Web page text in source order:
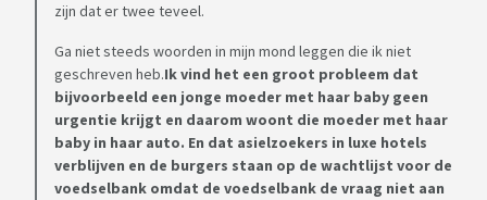
zijn dat er twee teveel.
Ga niet steeds woorden in mijn mond leggen die ik niet
geschreven heb.Ik vind het een groot probleem dat
bijvoorbeeld een jonge moeder met haar baby geen
urgentie krijgt en daarom woont die moeder met haar
baby in haar auto. En dat asielzoekers in luxe hotels
verblijven en de burgers staan op de wachtlijst voor de
voedselbank omdat de voedselbank de vraag niet aan